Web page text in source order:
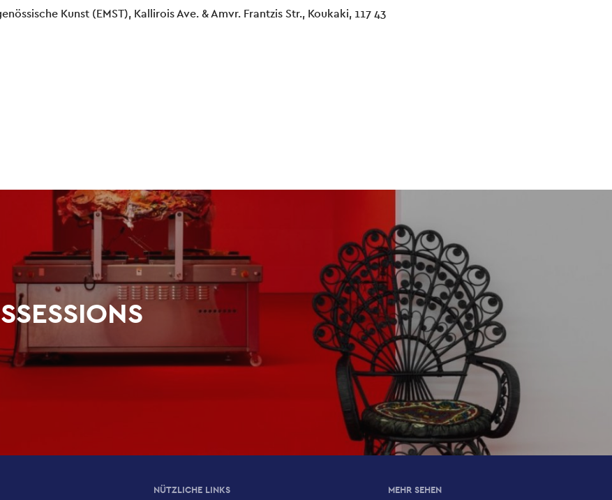
Kunst (EMST), Kallirois Ave. & Amvr. Frantzis Str., Koukaki, 117 43
NÜTZLICHE LINKS MEHR SEHEN